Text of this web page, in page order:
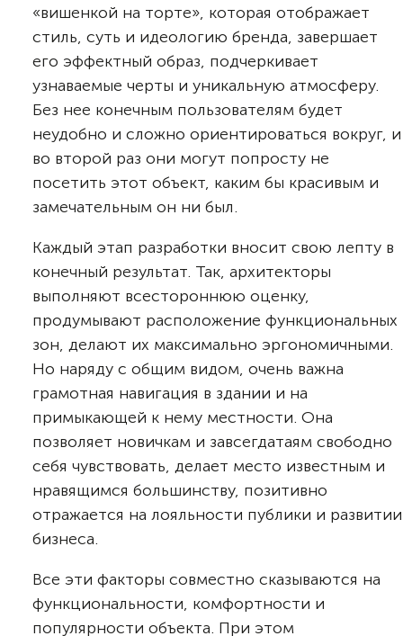
«вишенкой на торте», которая отображает
стиль, суть и идеологию бренда, завершает
его эффектный образ, подчеркивает
узнаваемые черты и уникальную атмосферу.
Без нее конечным пользователям будет
неудобно и сложно ориентироваться вокруг, и
во второй раз они могут попросту не
посетить этот объект, каким бы красивым и
замечательным он ни был.
Каждый этап разработки вносит свою лепту в
конечный результат. Так, архитекторы
выполняют всестороннюю оценку,
продумывают расположение функциональных
зон, делают их максимально эргономичными.
Но наряду с общим видом, очень важна
грамотная навигация в здании и на
примыкающей к нему местности. Она
позволяет новичкам и завсегдатаям свободно
себя чувствовать, делает место известным и
нравящимся большинству, позитивно
отражается на лояльности публики и развитии
бизнеса.
Все эти факторы совместно сказываются на
функциональности, комфортности и
популярности объекта. При этом